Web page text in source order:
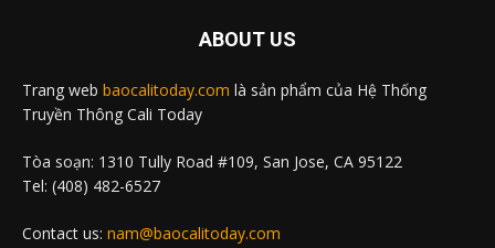
ABOUT US
Trang web baocalitoday.com là sản phẩm của Hệ Thống
Truyền Thông Cali Today
Tòa soạn: 1310 Tully Road #109, San Jose, CA 95122
Tel: (408) 482-6527
Contact us: nam@baocalitoday.com